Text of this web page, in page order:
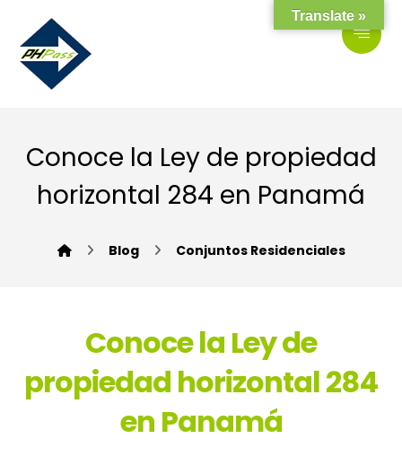
Conoce la Ley de propiedad
horizontal 284 en Panamá
Blog Conjuntos Residenciales
Conoce la Ley de
propiedad horizontal 284
en Panamá
Translate »